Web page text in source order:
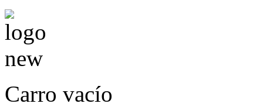
Carro vacío